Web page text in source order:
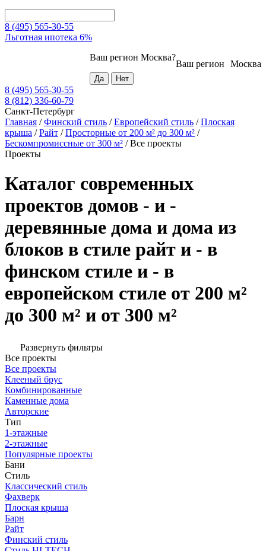
8 (495) 565-30-55
Льготная ипотека 6%
Москва
Ваш регион
Ваш регион Москва?
8 (495) 565-30-55
8 (812) 336-60-79
Санкт-Петербург
Главная /Финский стиль /Европейский стиль /Плоская
крыша /Райт /Просторные от 200 м² до 300 м² /
Бескомпромиссные от 300 м² /Все проекты
Проекты
Каталог современных
проектов домов - и -
деревянные дома и дома из
блоков в стиле райт и - в
финском стиле и - в
европейском стиле от 200 м²
до 300 м² и от 300 м²
Развернуть фильтры
Все проекты
Все проекты
Клееный брус
Комбинированные
Каменные дома
Авторские
Тип
1-этажные
2-этажные
Популярные проекты
Бани
Стиль
Классический стиль
Фахверк
Плоская крыша
Барн
Райт
Финский стиль